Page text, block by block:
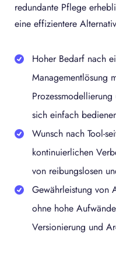
redundante Pflege
eine effizientere
Hoher Bedarf nach
Managementlösung
sich einfach
Wunsch nach Tool-
kontinuierlichen
von reibungslosen
Gewährleistung von
ohne hohe
Versionierung und